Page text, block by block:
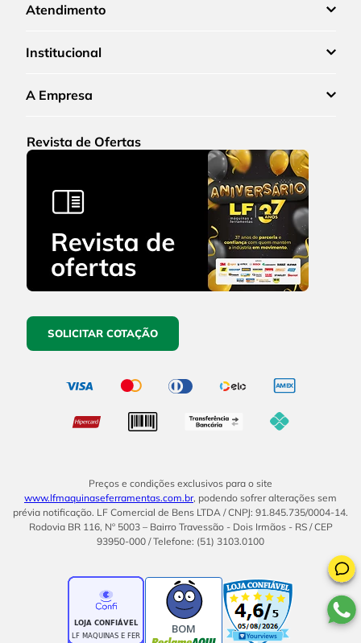
Atendimento
Institucional
A Empresa
Revista de Ofertas
SOLICITAR COTAÇÃO
Preços e condições exclusivos para o site
www.lfmaquinaseferramentas.com.br, podendo sofrer alterações sem
prévia notificação. LF Comercial de Bens LTDA / CNPJ: 91.845.735/0004-14.
Rodovia BR 116, Nº 5003 – Bairro Travessão - Dois Irmãos - RS / CEP
93950-000 / Telefone: (51) 3103.0100
BOM